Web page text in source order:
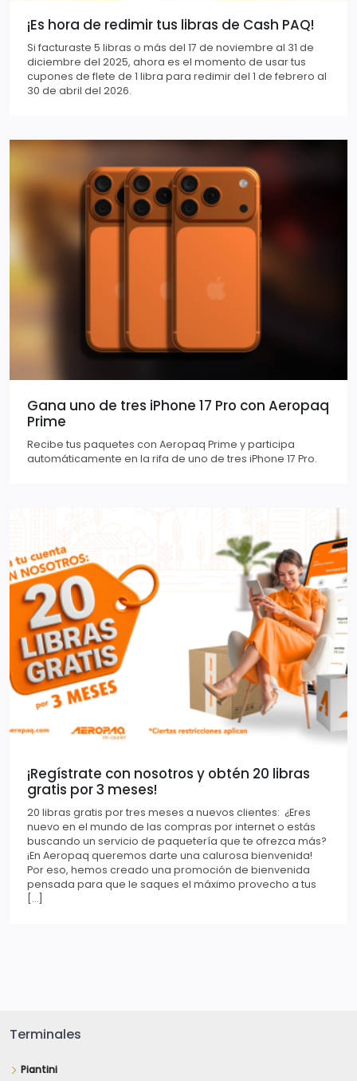
¡Es hora de redimir tus libras de Cash PAQ!
Si facturaste 5 libras o más del 17 de noviembre al 31 de
diciembre del 2025, ahora es el momento de usar tus
cupones de flete de 1 libra para redimir del 1 de febrero al
30 de abril del 2026.
Gana uno de tres iPhone 17 Pro con Aeropaq
Prime
Recibe tus paquetes con Aeropaq Prime y participa
automáticamente en la rifa de uno de tres iPhone 17 Pro.
¡Regístrate con nosotros y obtén 20 libras
gratis por 3 meses!
20 libras gratis por tres meses a nuevos clientes: ¿Eres
nuevo en el mundo de las compras por internet o estás
buscando un servicio de paquetería que te ofrezca más?
¡En Aeropaq queremos darte una calurosa bienvenida!
Por eso, hemos creado una promoción de bienvenida
pensada para que le saques el máximo provecho a tus
[…]
Terminales
Piantini